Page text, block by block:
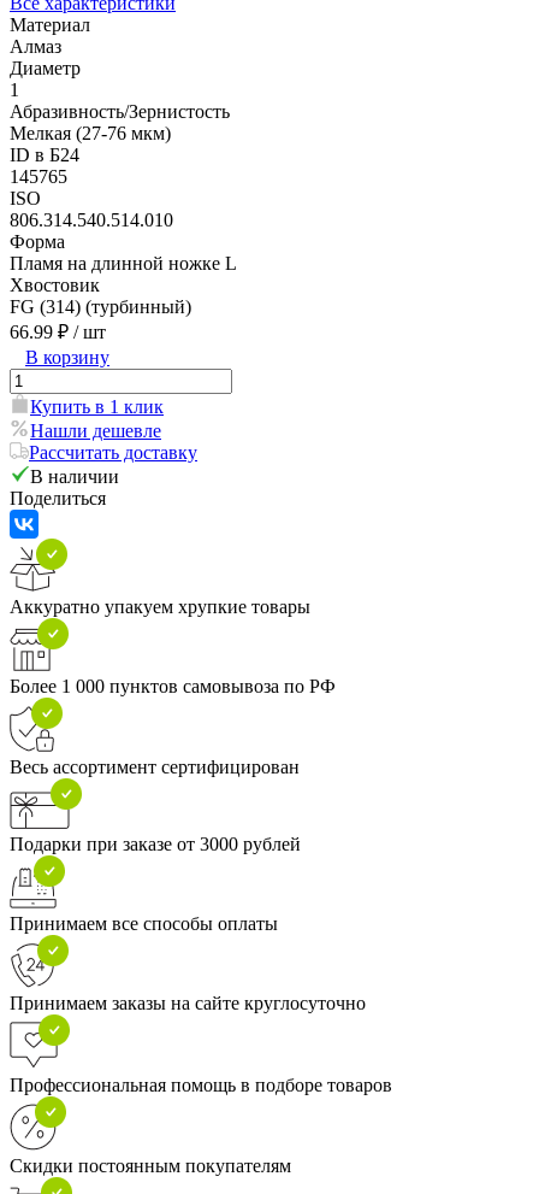
Материал
Алмаз
Диаметр
1
Абразивность/Зернистость
Мелкая (27-76 мкм)
ID в Б24
145765
ISO
806.314.540.514.010
Форма
Пламя на длинной ножке L
Хвостовик
FG (314) (турбинный)
66.99 ₽ / шт
В корзину
Купить в 1 клик
Нашли дешевле
Рассчитать доставку
В наличии
Поделиться
Аккуратно упакуем хрупкие товары
Более 1 000 пунктов самовывоза по РФ
Весь ассортимент сертифицирован
Подарки при заказе от 3000 рублей
Принимаем все способы оплаты
Принимаем заказы на сайте круглосуточно
Профессиональная помощь в подборе товаров
Скидки постоянным покупателям